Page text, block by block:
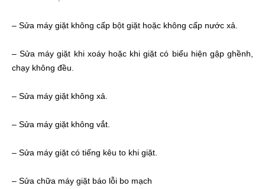
– Sửa máy giặt không cấp bột giặt hoặc không cấp nước xả.
– Sửa máy giặt khi xoáy hoặc khi giặt có biểu hiện gập ghềnh,
chạy không đều.
– Sửa máy giặt không xả.
– Sửa máy giặt không vắt.
– Sửa máy giặt có tiếng kêu to khi giặt.
– Sửa chữa máy giặt báo lỗi bo mạch